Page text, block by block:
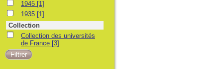
1945 1945 [1]
1935 1935 [1]
Collection
Collection des universités de France
Collection des universités
de France [3]